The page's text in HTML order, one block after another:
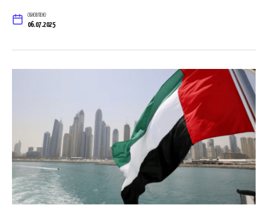
ОБНОВЛЕНО
06.07.2025